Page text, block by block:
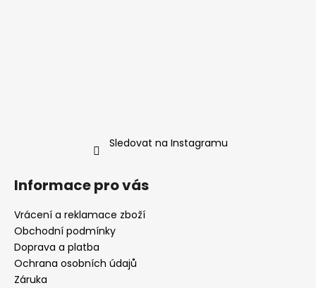
Sledovat na Instagramu
Informace pro vás
Vrácení a reklamace zboží
Obchodní podmínky
Doprava a platba
Ochrana osobních údajů
Záruka